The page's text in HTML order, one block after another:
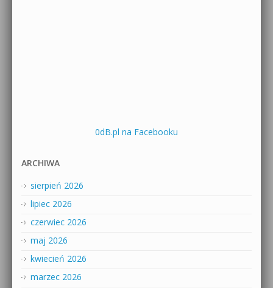
0dB.pl na Facebooku
ARCHIWA
sierpień 2026
lipiec 2026
czerwiec 2026
maj 2026
kwiecień 2026
marzec 2026